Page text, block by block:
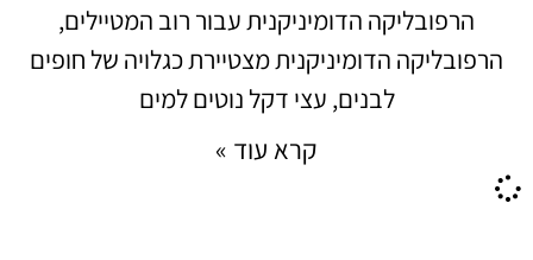
הרפובליקה הדומיניקנית עבור רוב המטיילים,
הרפובליקה הדומיניקנית מצטיירת כגלויה של חופים
לבנים, עצי דקל נוטים למים
קרא עוד »